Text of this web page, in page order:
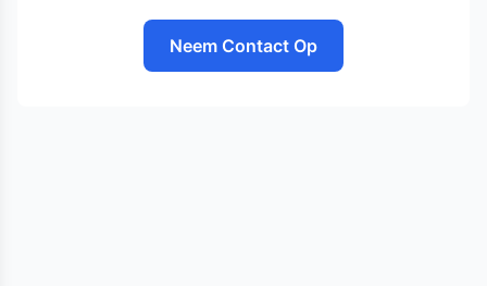
Neem Contact Op